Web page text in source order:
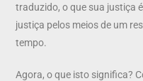
traduzido, o que sua justiça
justiça pelos meios de um
tempo.
Agora, o que isto significa?